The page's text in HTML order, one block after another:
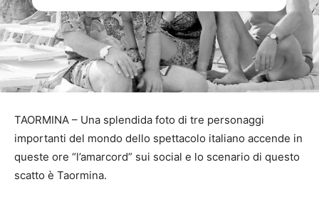
TAORMINA – Una splendida foto di tre personaggi
importanti del mondo dello spettacolo italiano accende in
queste ore “l’amarcord” sui social e lo scenario di questo
scatto è Taormina.